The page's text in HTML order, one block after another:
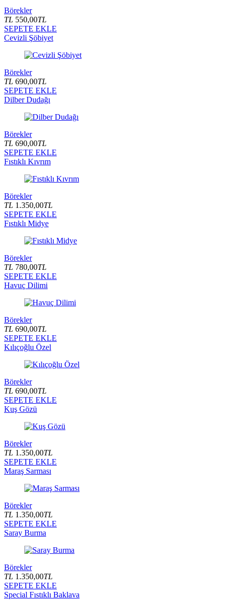
Börekler
TL 550,00TL
SEPETE EKLE
Cevizli Şöbiyet
Börekler
TL 690,00TL
SEPETE EKLE
Dilber Dudağı
Börekler
TL 690,00TL
SEPETE EKLE
Fıstıklı Kıvrım
Börekler
TL 1.350,00TL
SEPETE EKLE
Fıstıklı Midye
Börekler
TL 780,00TL
SEPETE EKLE
Havuç Dilimi
Börekler
TL 690,00TL
SEPETE EKLE
Kılıçoğlu Özel
Börekler
TL 690,00TL
SEPETE EKLE
Kuş Gözü
Börekler
TL 1.350,00TL
SEPETE EKLE
Maraş Sarması
Börekler
TL 1.350,00TL
SEPETE EKLE
Saray Burma
Börekler
TL 1.350,00TL
SEPETE EKLE
Special Fıstıklı Baklava